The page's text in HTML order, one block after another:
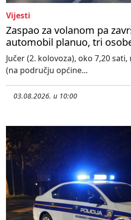
Vijesti
Zaspao za volanom pa
automobil planuo, tri
Jučer (2. kolovoza), oko 7,20
(na području općine...
03.08.2026. u 10:00